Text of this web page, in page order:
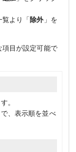
より「 除外」を
目が設定可能で
。
、表示順を並べ